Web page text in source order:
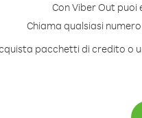
Con Viber Out
Chiama qualsiasi
pacchetti di credito o